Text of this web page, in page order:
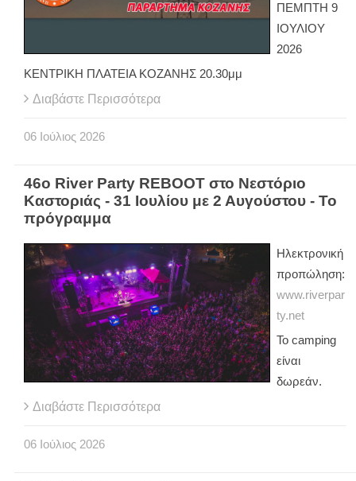
ΠΕΜΠΤΗ 9
ΙΟΥΛΙΟΥ
2026
ΚΕΝΤΡΙΚΗ ΠΛΑΤΕΙΑ ΚΟΖΑΝΗΣ 20.30μμ
Διαβάστε Περισσότερα
06 Ιούλιος 2026
46ο River Party REBOOT στο Νεστόριο
Καστοριάς - 31 Ιουλίου με 2 Αυγούστου - Το
πρόγραμμα
Ηλεκτρονική
προπώληση:
www.riverpar
ty.net
Το camping
είναι
δωρεάν.
Διαβάστε Περισσότερα
06 Ιούλιος 2026